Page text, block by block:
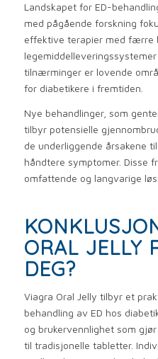
Landskapet for ED-
med pågående forskning
effektive terapier med færre
tilnærminger er lovende
for diabetikere i fremtiden.
Nye behandlinger, som
tilbyr potensielle
de underliggende årsakene
håndtere symptomer. Disse
omfattende og langvarige
ORAL JELLY
DEG?
Viagra Oral Jelly tilbyr et
behandling av ED hos
og brukervennlighet som
til tradisjonelle tabletter.